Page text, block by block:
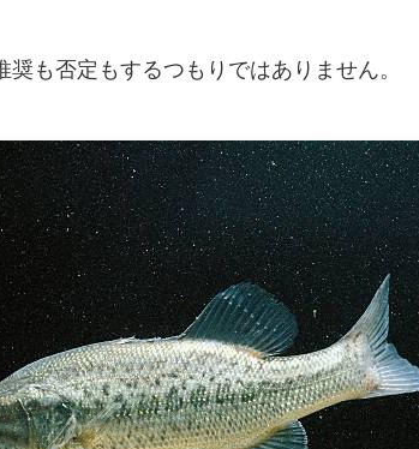
も否定もするつもりではありません。